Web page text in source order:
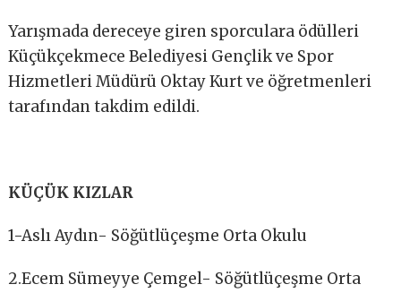
Yarışmada dereceye giren sporculara ödülleri
Küçükçekmece Belediyesi Gençlik ve Spor
Hizmetleri Müdürü Oktay Kurt ve öğretmenleri
tarafından takdim edildi.
KÜÇÜK KIZLAR
1-Aslı Aydın- Söğütlüçeşme Orta Okulu
2.Ecem Sümeyye Çemgel- Söğütlüçeşme Orta